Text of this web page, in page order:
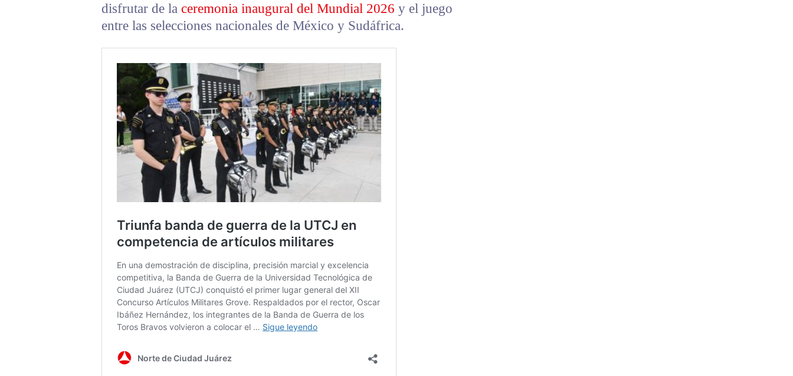
disfrutar de la ceremonia inaugural del Mundial 2026 y el juego
entre las selecciones nacionales de México y Sudáfrica.